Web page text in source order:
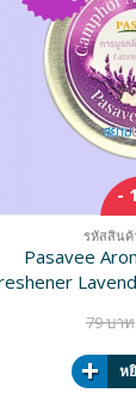
-
รหัสสินค้
Pasavee
79 บาท
ห